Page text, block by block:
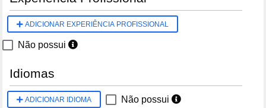
ADICIONAR EXPERIÊNCIA PROFISSIONAL
Não possui
Idiomas
ADICIONAR IDIOMA Não possui